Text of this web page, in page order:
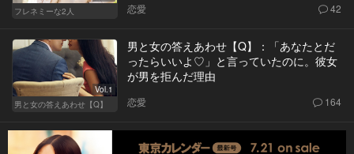
フレネミーな2人
恋愛 42
Vol.1
男と女の答えあわせ【Q】
男と女の答えあわせ【Q】：「あなたとだ
ったらいいよ♡」と言っていたのに。彼女
が男を拒んだ理由
恋愛 164